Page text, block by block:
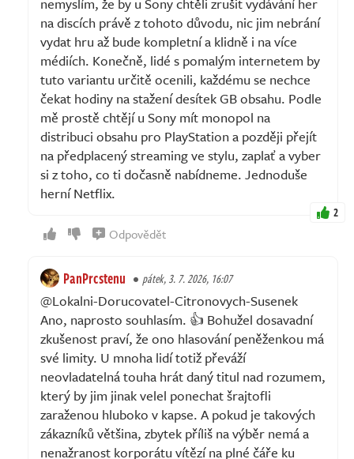
na discích právě z tohoto důvodu, nic jim nebrání
vydat hru až bude kompletní a klidně i na více
médiích. Konečně, lidé s pomalým internetem by
tuto variantu určitě ocenili, každému se nechce
čekat hodiny na stažení desítek GB obsahu. Podle
mě prostě chtějí u Sony mít monopol na
distribuci obsahu pro PlayStation a později přejít
na předplacený streaming ve stylu, zaplať a vyber
si z toho, co ti dočasně nabídneme. Jednoduše
herní Netflix.
2
Odpovědět
PanPrcstenu pátek, 3. 7. 2026, 16:07
@Lokalni-Dorucovatel-Citronovych-Susenek
Ano, naprosto souhlasím. 👍 Bohužel dosavadní
zkušenost praví, že ono hlasování peněženkou má
své limity. U mnoha lidí totiž převáží
neovladatelná touha hrát daný titul nad rozumem,
který by jim jinak velel ponechat šrajtofli
zaraženou hluboko v kapse. A pokud je takových
zákazníků většina, zbytek příliš na výběr nemá a
nenažranost korporátu vítězí na plné čáře ku